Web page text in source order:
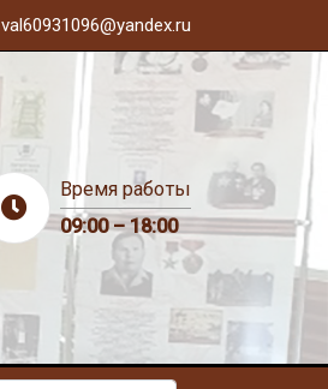
val60931096@yandex.ru
Время работы
09:00 – 18:00